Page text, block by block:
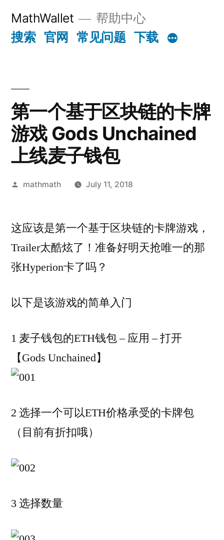
content
MathWallet 帮助中心
搜索 官网 常见问题 下载
第一个基于区块链的卡牌
游戏 Gods Unchained
上线麦子钱包
Posted
mathmath July 11, 2018
这应该是第一个基于区块链的卡牌游戏，
Trailer太酷炫了！准备好明天抢唯一的那
张Hyperion卡了吗？
以下是该游戏的简单入门
1 麦子钱包的ETH钱包 – 应用 – 打开
【Gods Unchained】
2 选择一个可以ETH价格承受的卡牌包
（目前有折扣哦）
3 选择数量